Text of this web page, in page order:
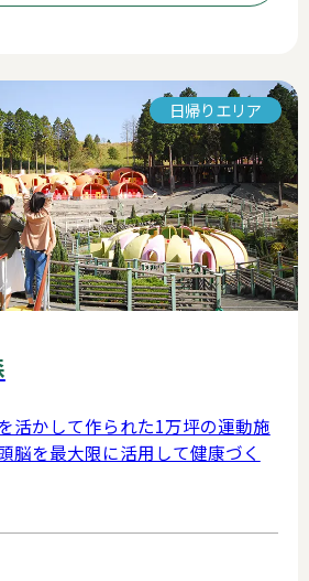
日帰りエリア
活かして作られた1万坪の運動施
脳を最大限に活用して健康づく